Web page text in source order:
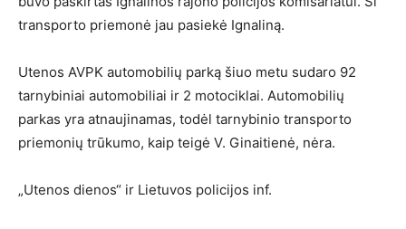
transporto priemonė jau pasiekė Ignaliną.
Utenos AVPK automobilių parką šiuo metu sudaro 92
tarnybiniai automobiliai ir 2 motociklai. Automobilių
parkas yra atnaujinamas, todėl tarnybinio transporto
priemonių trūkumo, kaip teigė V. Ginaitienė, nėra.
„Utenos dienos“ ir Lietuvos policijos inf.